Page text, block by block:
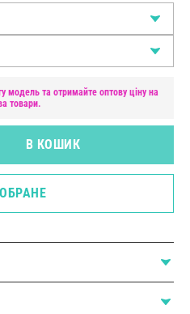
модель та отримайте оптову ціну на
товари.
В КОШИК